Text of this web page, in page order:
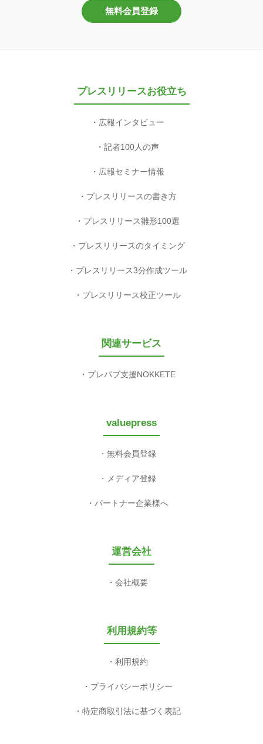
無料会員登録
プレスリリースお役立ち
広報インタビュー
記者100人の声
広報セミナー情報
プレスリリースの書き方
プレスリリース雛形100選
プレスリリースのタイミング
プレスリリース3分作成ツール
プレスリリース校正ツール
関連サービス
プレパブ支援NOKKETE
valuepress
無料会員登録
メディア登録
パートナー企業様へ
運営会社
会社概要
利用規約等
利用規約
プライバシーポリシー
特定商取引法に基づく表記